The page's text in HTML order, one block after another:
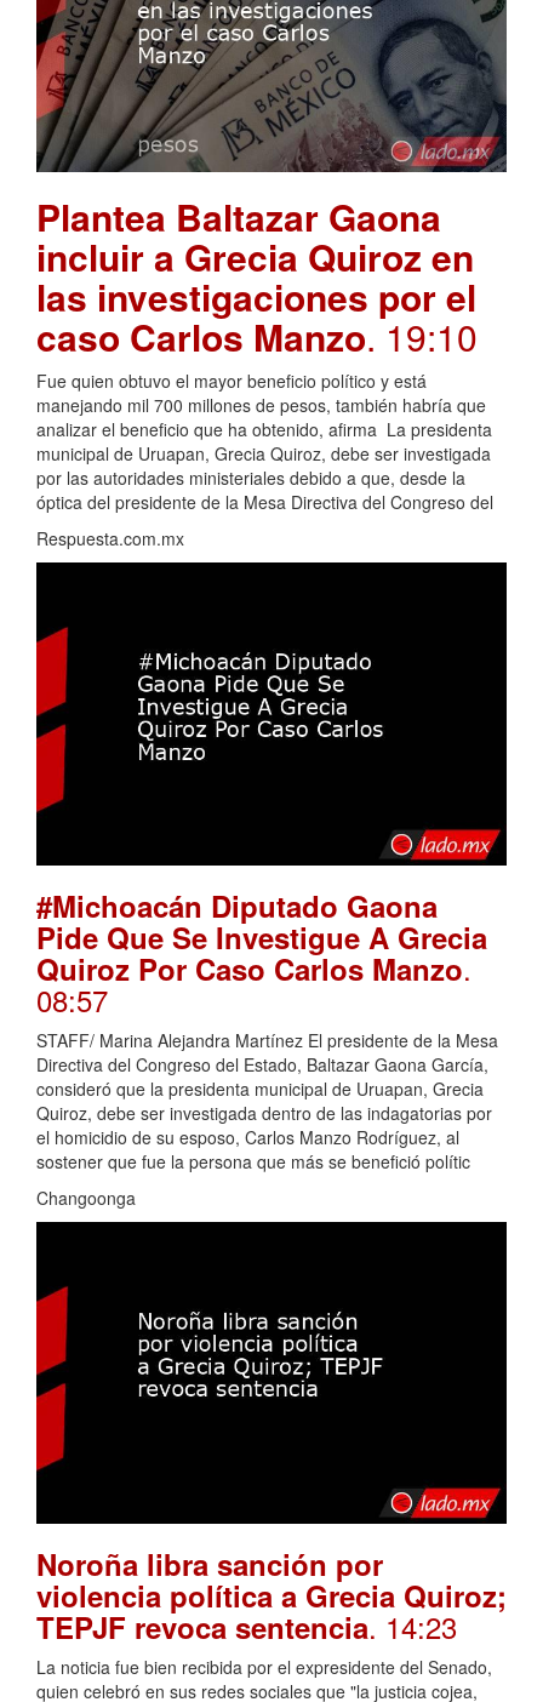
Plantea Baltazar Gaona
incluir a Grecia Quiroz en
las investigaciones por el
caso Carlos Manzo. 19:10
Fue quien obtuvo el mayor beneficio político y está
manejando mil 700 millones de pesos, también habría que
analizar el beneficio que ha obtenido, afirma La presidenta
municipal de Uruapan, Grecia Quiroz, debe ser investigada
por las autoridades ministeriales debido a que, desde la
óptica del presidente de la Mesa Directiva del Congreso del
Respuesta.com.mx
#Michoacán Diputado Gaona
Pide Que Se Investigue A Grecia
Quiroz Por Caso Carlos Manzo.
08:57
STAFF/ Marina Alejandra Martínez El presidente de la Mesa
Directiva del Congreso del Estado, Baltazar Gaona García,
consideró que la presidenta municipal de Uruapan, Grecia
Quiroz, debe ser investigada dentro de las indagatorias por
el homicidio de su esposo, Carlos Manzo Rodríguez, al
sostener que fue la persona que más se benefició polític
Changoonga
Noroña libra sanción por
violencia política a Grecia Quiroz;
TEPJF revoca sentencia. 14:23
La noticia fue bien recibida por el expresidente del Senado,
quien celebró en sus redes sociales que "la justicia cojea,